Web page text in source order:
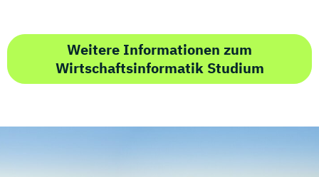
Weitere Informationen zum
Wirtschaftsinformatik Studium